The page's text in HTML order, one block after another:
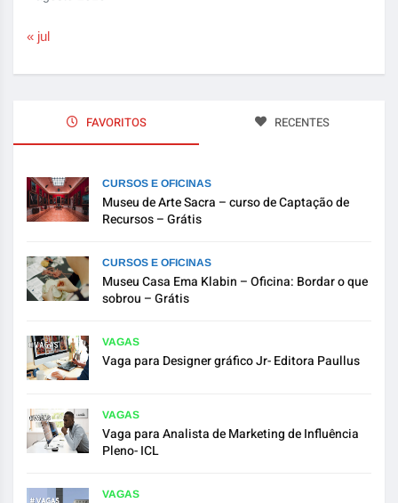
« jul
FAVORITOS RECENTES
CURSOS E OFICINAS
Museu de Arte Sacra – curso de Captação de
Recursos – Grátis
CURSOS E OFICINAS
Museu Casa Ema Klabin – Oficina: Bordar o que
sobrou – Grátis
VAGAS
Vaga para Designer gráfico Jr- Editora Paullus
VAGAS
Vaga para Analista de Marketing de Influência
Pleno- ICL
VAGAS